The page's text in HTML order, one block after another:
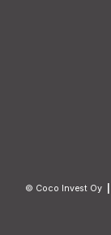
© Coco Invest Oy